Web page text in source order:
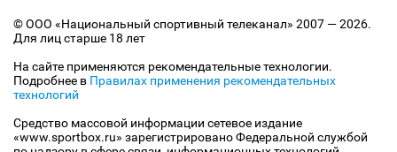
© ООО «Национальный спортивный телеканал» 2007 — 2026.
Для лиц старше 18 лет
На сайте применяются рекомендательные технологии.
Подробнее в Правилах применения рекомендательных
технологий
Средство массовой информации сетевое издание
«www.sportbox.ru» зарегистрировано Федеральной службой